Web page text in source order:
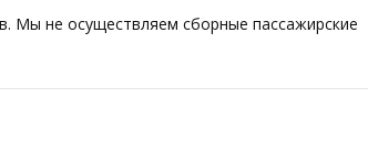
Мы не осуществляем сборные пассажирские